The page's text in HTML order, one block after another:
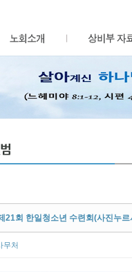
21회 한일청소년 수련회(사진누
무처